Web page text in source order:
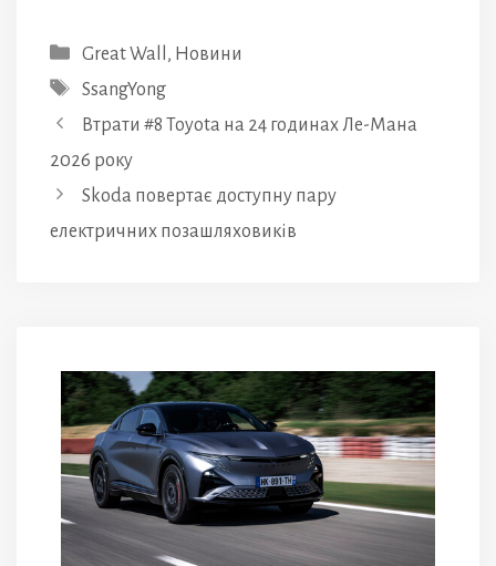
Категорії
Great Wall , Новини
Позначки
SsangYong
Втрати #8 Toyota на 24 годинах Ле-Мана
2026 року
Skoda повертає доступну пару
електричних позашляховиків